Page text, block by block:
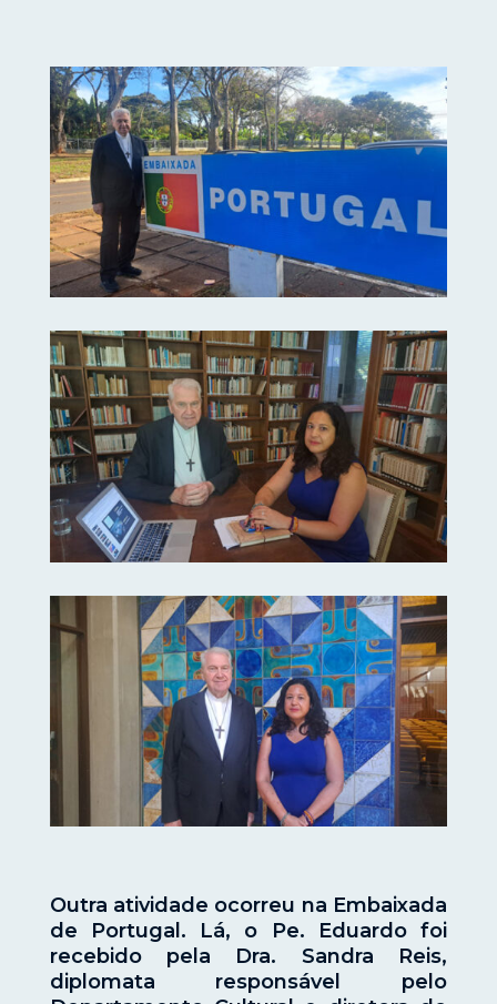
Outra atividade ocorreu na Embaixada
de Portugal. Lá, o Pe. Eduardo foi
recebido pela Dra. Sandra Reis,
diplomata responsável pelo